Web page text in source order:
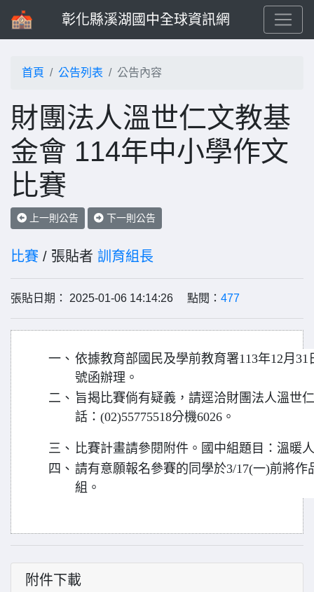
彰化縣溪湖國中全球資訊網
首頁 公告列表 公告內容
財團法人溫世仁文教基
金會 114年中小學作文
比賽
上一則公告 下一則公告
比賽 / 張貼者 訓育組長
張貼日期： 2025-01-06 14:14:26 點閱： 477
一、 依據教育部國民及學前教育署113年12月31
號函辦理。
二、 旨揭比賽倘有疑義，請逕洽財團法人溫世
話：(02)55775518分機6026。
三、 比賽計畫請參閱附件。國中組題目：溫暖
四、 請有意願報名參賽的同學於3/17(一)前將
組。
附件下載